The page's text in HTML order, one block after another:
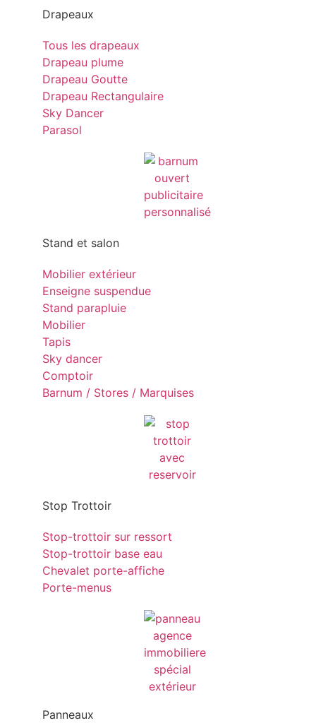
Drapeaux
Tous les drapeaux
Drapeau plume
Drapeau Goutte
Drapeau Rectangulaire
Sky Dancer
Parasol
Stand et salon
Mobilier extérieur
Enseigne suspendue
Stand parapluie
Mobilier
Tapis
Sky dancer
Comptoir
Barnum / Stores / Marquises
Stop Trottoir
Stop-trottoir sur ressort
Stop-trottoir base eau
Chevalet porte-affiche
Porte-menus
Panneaux